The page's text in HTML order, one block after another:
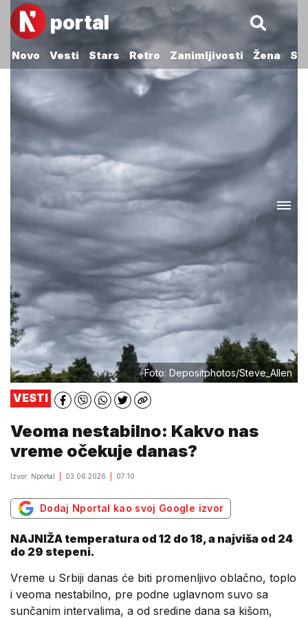
portal
Novo Vesti Stars Retro Zanimljivosti Žena
Foto: Depositphotos/Steve_Allen
VESTI
Veoma nestabilno: Kakvo nas
vreme očekuje danas?
Izvor: Nportal 03.06.2026 07:10
Dodaj Nportal kao svoj Google izvor
NAJNIŽA temperatura od 12 do 18, a najviša od 24
do 29 stepeni.
Vreme u Srbiji danas će biti promenljivo oblačno, toplo
i veoma nestabilno, pre podne uglavnom suvo sa
sunčanim intervalima, a od sredine dana sa kišom,